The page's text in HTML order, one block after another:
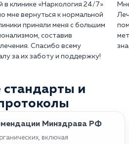
в клинике «Наркология 24/7»
мне вернуться к нормальной
приняли меня с большим
составив
Спасибо всему
за их заботу и поддержку!
и
Минздрава РФ
включая